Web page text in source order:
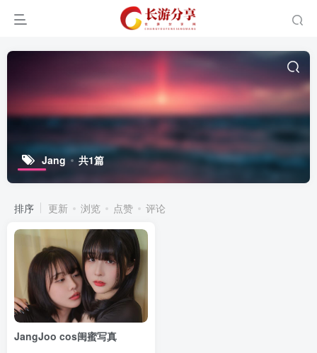
Jang 共1篇
排序 更新 浏览 点赞 评论
JangJoo cos闺蜜写真